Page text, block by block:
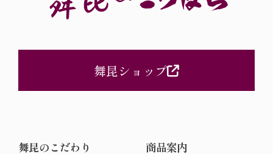
舞昆ショップ
舞昆のこだわり 商品案内